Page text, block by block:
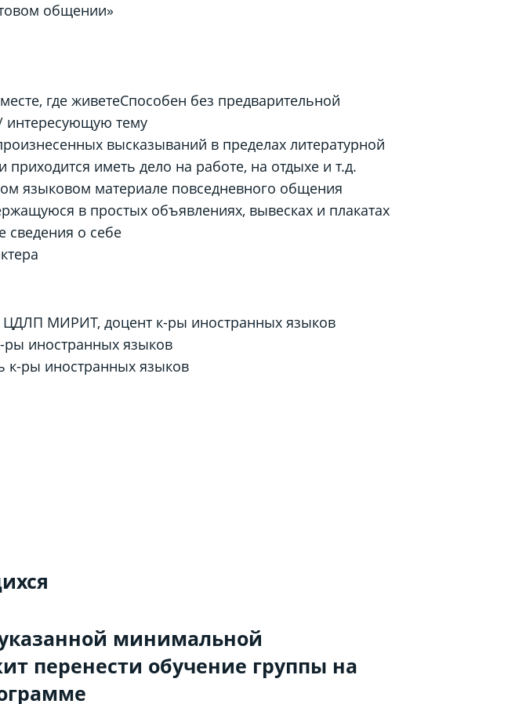
общении»
где живетеСпособен без предварительной
интересующую тему
высказываний в пределах литературной
иметь дело на работе, на отдыхе и т.д.
языковом материале повседневного общения
в простых объявлениях, вывесках и плакатах
сведения о себе
ЦДЛП МИРИТ, доцент к-ры иностранных языков
ры иностранных языков
к-ры иностранных языков
указанной минимальной
перенести обучение группы на